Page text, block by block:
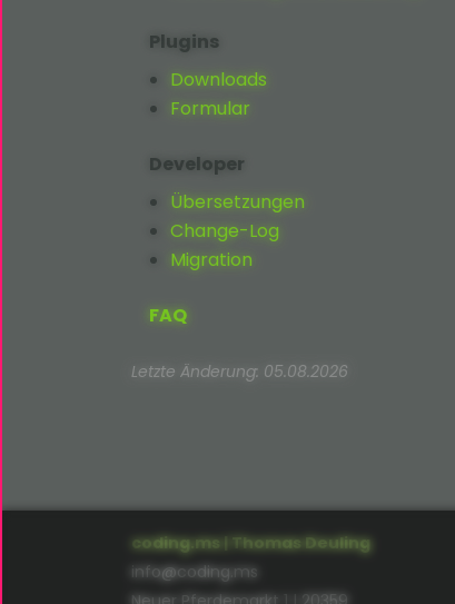
Plugins
Downloads
Formular
Developer
Übersetzungen
Change-Log
Migration
FAQ
Letzte Änderung: 05.08.2026
coding.ms | Thomas Deuling
info@coding.ms